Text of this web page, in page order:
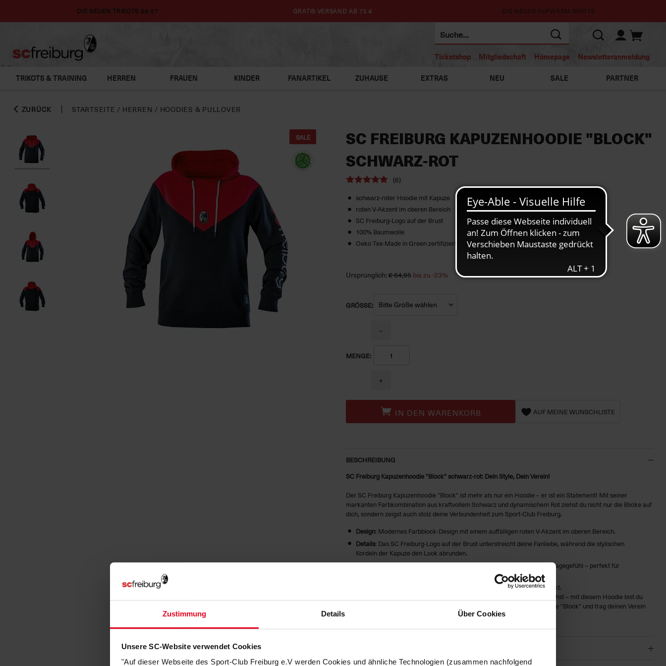
Zustimmung Details Über Cookies
Unsere SC-Website verwendet Cookies
"Auf dieser Webseite des Sport-Club Freiburg e.V werden Cookies und ähnliche Technologien (zusammen nachfolgend
DIE NEUEN TRIKOTS 26-27 GRATIS VERSAND AB 75 € DIE NEUEN AUFWÄRM SHIRTS
Ticketshop Mitgliedschaft Homepage Newsletteranmeldung
TRIKOTS & TRAINING HERREN FRAUEN KINDER FANARTIKEL ZUHAUSE EXTRAS NEU SALE PARTNER
ZURÜCK STARTSEITE / HERREN / HOODIES & PULLOVER
SALE
SC FREIBURG KAPUZENHOODIE "BLOCK"
SCHWARZ-ROT
(6)
schwarz-roter Hoodie mit Kapuze
roten V-Akzent im oberen Bereich
SC Freiburg-Logo auf der Brust
100% Baumwolle
Oeko Tex-Made in Green zertifiziert
Ursprünglich:€ 64,95bis zu -23%
GRÖSSE:
MENGE:
−
+
IN DEN WARENKORB AUF MEINE WUNSCHLISTE
BESCHREIBUNG
SC Freiburg Kapuzenhoodie "Block" schwarz-rot: Dein Style, Dein Verein!
Der SC Freiburg Kapuzenhoodie "Block" ist mehr als nur ein Hoodie – er ist ein Statement! Mit seiner
markanten Farbkombination aus kraftvollem Schwarz und dynamischem Rot ziehst du nicht nur die Blicke auf
dich, sondern zeigst auch stolz deine Verbundenheit zum Sport-Club Freiburg.
Design: Modernes Farbblock-Design mit einem auffälligen roten V-Akzent im oberen Bereich.
Details: Das SC Freiburg-Logo auf der Brust unterstreicht deine Fanliebe, während die stylischen
Kordeln der Kapuze den Look abrunden.
Komfort: Hergestellt aus hochwertigem Material für ein angenehmes Tragegefühl – perfekt für
: Lässiger Schnitt, der sowohl sportlich als auch entspannt wirkt.
Egal, ob du im Schwarzwald-Stadion jubelst oder die Straßen unsicher machst – mit diesem Hoodie bist du
immer bestens ausgestattet. Hol dir jetzt deinen SC Freiburg Kapuzenhoodie "Block" und trag deinen Verein